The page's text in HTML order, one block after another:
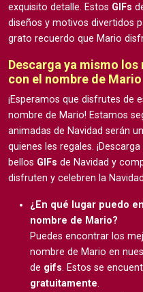
exquisito detalle. Estos GIFs
diseños y motivos divertidos
grato recuerdo que Mario
Descarga ya mismo los
con el nombre de Mario
¡Esperamos que disfrutes de
nombre de Mario! Estamos
animadas de Navidad serán
quienes les regales.
bellos GIFs de Navidad y
disfruten y celebren la
¿En qué lugar puedo
nombre de Mario?
Puedes encontrar los
nombre de Mario en
de gifs. Estos se
gratuitamente.